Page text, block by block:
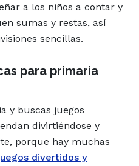
a los niños a contar y
sumas y restas, así
sencillas.
para primaria
y buscas juegos
divirtiéndose y
porque hay muchas
divertidos y